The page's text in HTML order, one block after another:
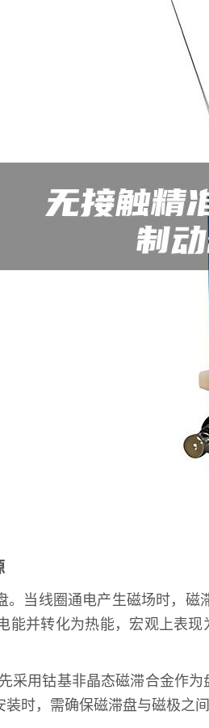
。当线圈通电产生磁场时，
能并转化为热能，宏观上表
采用钴基非晶态磁滞合金作
时，需确保磁滞盘与磁极之